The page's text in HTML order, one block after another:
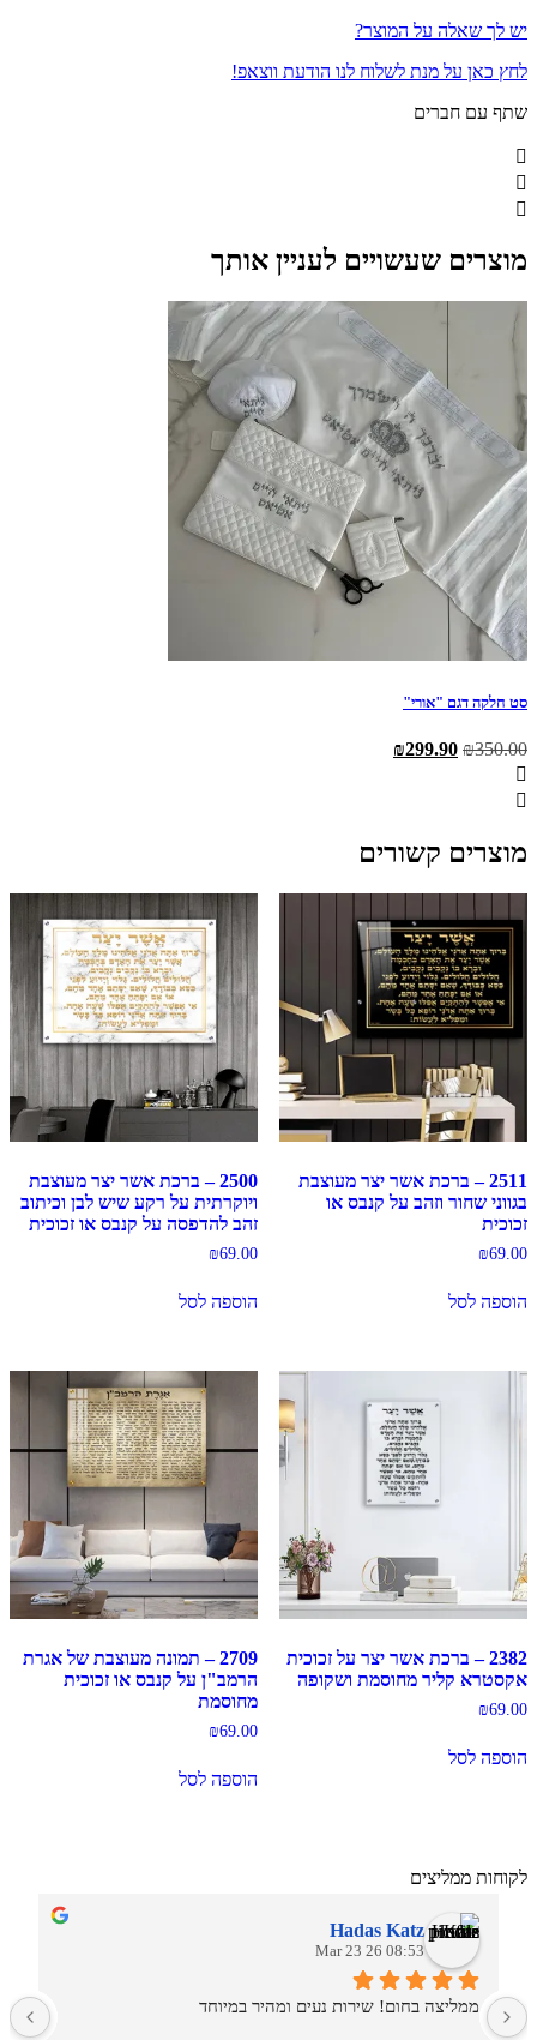
יש לך שאלה על המוצר?
לחץ כאן על מנת לשלוח לנו הודעת ווצאפ!
שתף עם חברים
מוצרים שעשויים לעניין אותך
סט חלקה דגם "אורי"
₪350.00
המחיר ₪299.90
מוצרים קשורים
2511 – ברכת אשר יצר מעוצבת
בגווני שחור וזהב על קנבס או
זכוכית
₪69.00
הוספה לסל
2500 – ברכת אשר יצר מעוצבת
ויוקרתית על רקע שיש לבן וכיתוב
זהב להדפסה על קנבס או זכוכית
₪69.00
הוספה לסל
2382 – ברכת אשר יצר על זכוכית
אקסטרא קליר מחוסמת ושקופה
₪69.00
הוספה לסל
2709 – תמונה מעוצבת של אגרת
הרמב"ן על קנבס או זכוכית
מחוסמת
₪69.00
הוספה לסל
לקוחות ממליצים
Hadas Katz
08:53 26 Mar 23
ממליצה בחום! שירות נעים ומהיר במיוחד